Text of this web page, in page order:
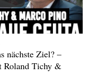
nächste Ziel? –
Roland Tichy &